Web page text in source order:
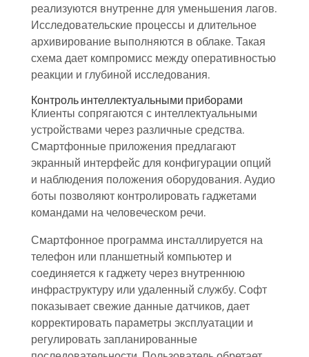
реализуются внутренне для уменьшения лагов.
Исследовательские процессы и длительное
архивирование выполняются в облаке. Такая
схема дает компромисс между оперативностью
реакции и глубиной исследования.
Контроль интеллектуальными приборами
Клиенты сопрягаются с интеллектуальными
устройствами через различные средства.
Смартфонные приложения предлагают
экранный интерфейс для конфигурации опций
и наблюдения положения оборудования. Аудио
боты позволяют контролировать гаджетами
командами на человеческом речи.
Смартфонное программа инсталлируется на
телефон или планшетный компьютер и
соединяется к гаджету через внутреннюю
инфраструктуру или удаленный службу. Софт
показывает свежие данные датчиков, дает
корректировать параметры эксплуатации и
регулировать запланированные